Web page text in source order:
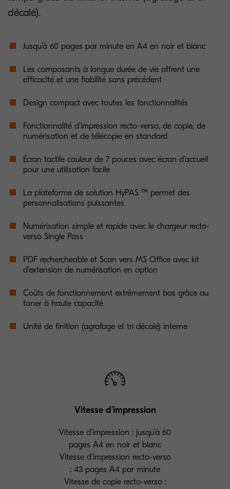
décalé).
Jusqu’à 60 pages par minute en A4 en noir et blanc
Les composants à longue durée de vie offrent une
efficacité et une fiabilité sans précédent
Design compact avec toutes les fonctionnalités
Fonctionnalité d’impression recto-verso, de copie, de
numérisation et de télécopie en standard
Écran tactile couleur de 7 pouces avec écran d’accueil
pour une utilisation facile
La plateforme de solution HyPAS ™ permet des
personnalisations puissantes
Numérisation simple et rapide avec le chargeur recto-
verso Single Pass
PDF rechercheable et Scan vers MS Office avec kit
d’extension de numérisation en option
Coûts de fonctionnement extrêmement bas grâce au
toner à haute capacité
Unité de finition (agrafage et tri décalé) interne
Vitesse d’impression
Vitesse d’impression : jusqu’à 60
pages A4 en noir et blanc
Vitesse d’impression recto-verso
: 43 pages A4 par minute
Vitesse de copie recto-verso :